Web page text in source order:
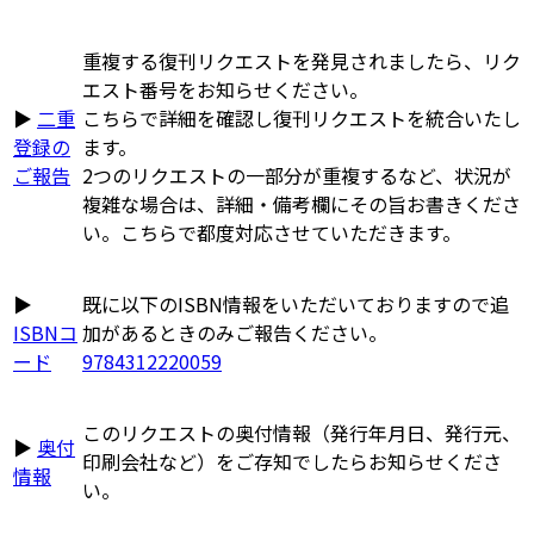
▶ 二重
登録の
ご報告
重複する復刊リクエストを発見されましたら、リク
エスト番号をお知らせください。
こちらで詳細を確認し復刊リクエストを統合いたし
ます。
2つのリクエストの一部分が重複するなど、状況が
複雑な場合は、詳細・備考欄にその旨お書きくださ
い。こちらで都度対応させていただきます。
▶
ISBNコ
ード
既に以下のISBN情報をいただいておりますので追
加があるときのみご報告ください。
9784312220059
▶ 奥付
情報
このリクエストの奥付情報（発行年月日、発行元、
印刷会社など）をご存知でしたらお知らせくださ
い。